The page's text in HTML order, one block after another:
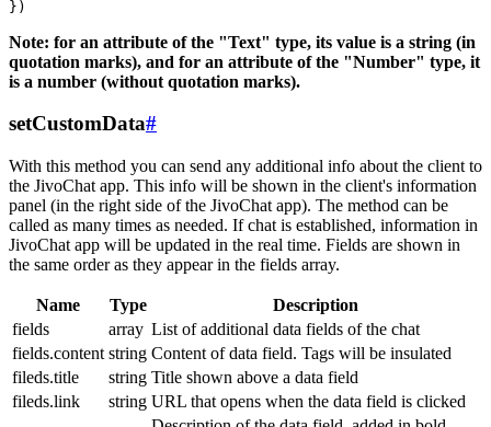
Note: for an attribute of the "Text" type, its value is a string (in
quotation marks), and for an attribute of the "Number" type, it
is a number (without quotation marks).
setCustomData#
With this method you can send any additional info about the client to
the JivoChat app. This info will be shown in the client's information
panel (in the right side of the JivoChat app). The method can be
called as many times as needed. If chat is established, information in
JivoChat app will be updated in the real time. Fields are shown in
the same order as they appear in the fields array.
Name Type
Description
fields
array List of additional data fields of the chat
fields.content string Content of data field. Tags will be insulated
fileds.title
string Title shown above a data field
fileds.link
string URL that opens when the data field is clicked